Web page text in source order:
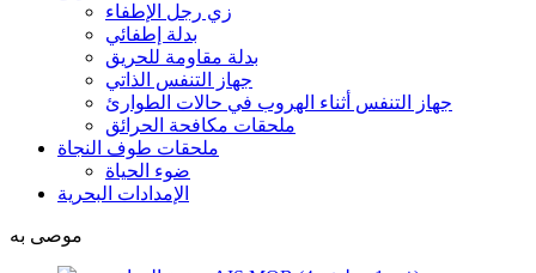
زي رجل الإطفاء
بدلة إطفائي
بدلة مقاومة للحريق
جهاز التنفس الذاتي
جهاز التنفس أثناء الهروب في حالات الطوارئ
ملحقات مكافحة الحرائق
ملحقات طوف النجاة
ضوء الحياة
الإمدادات البحرية
موصى به